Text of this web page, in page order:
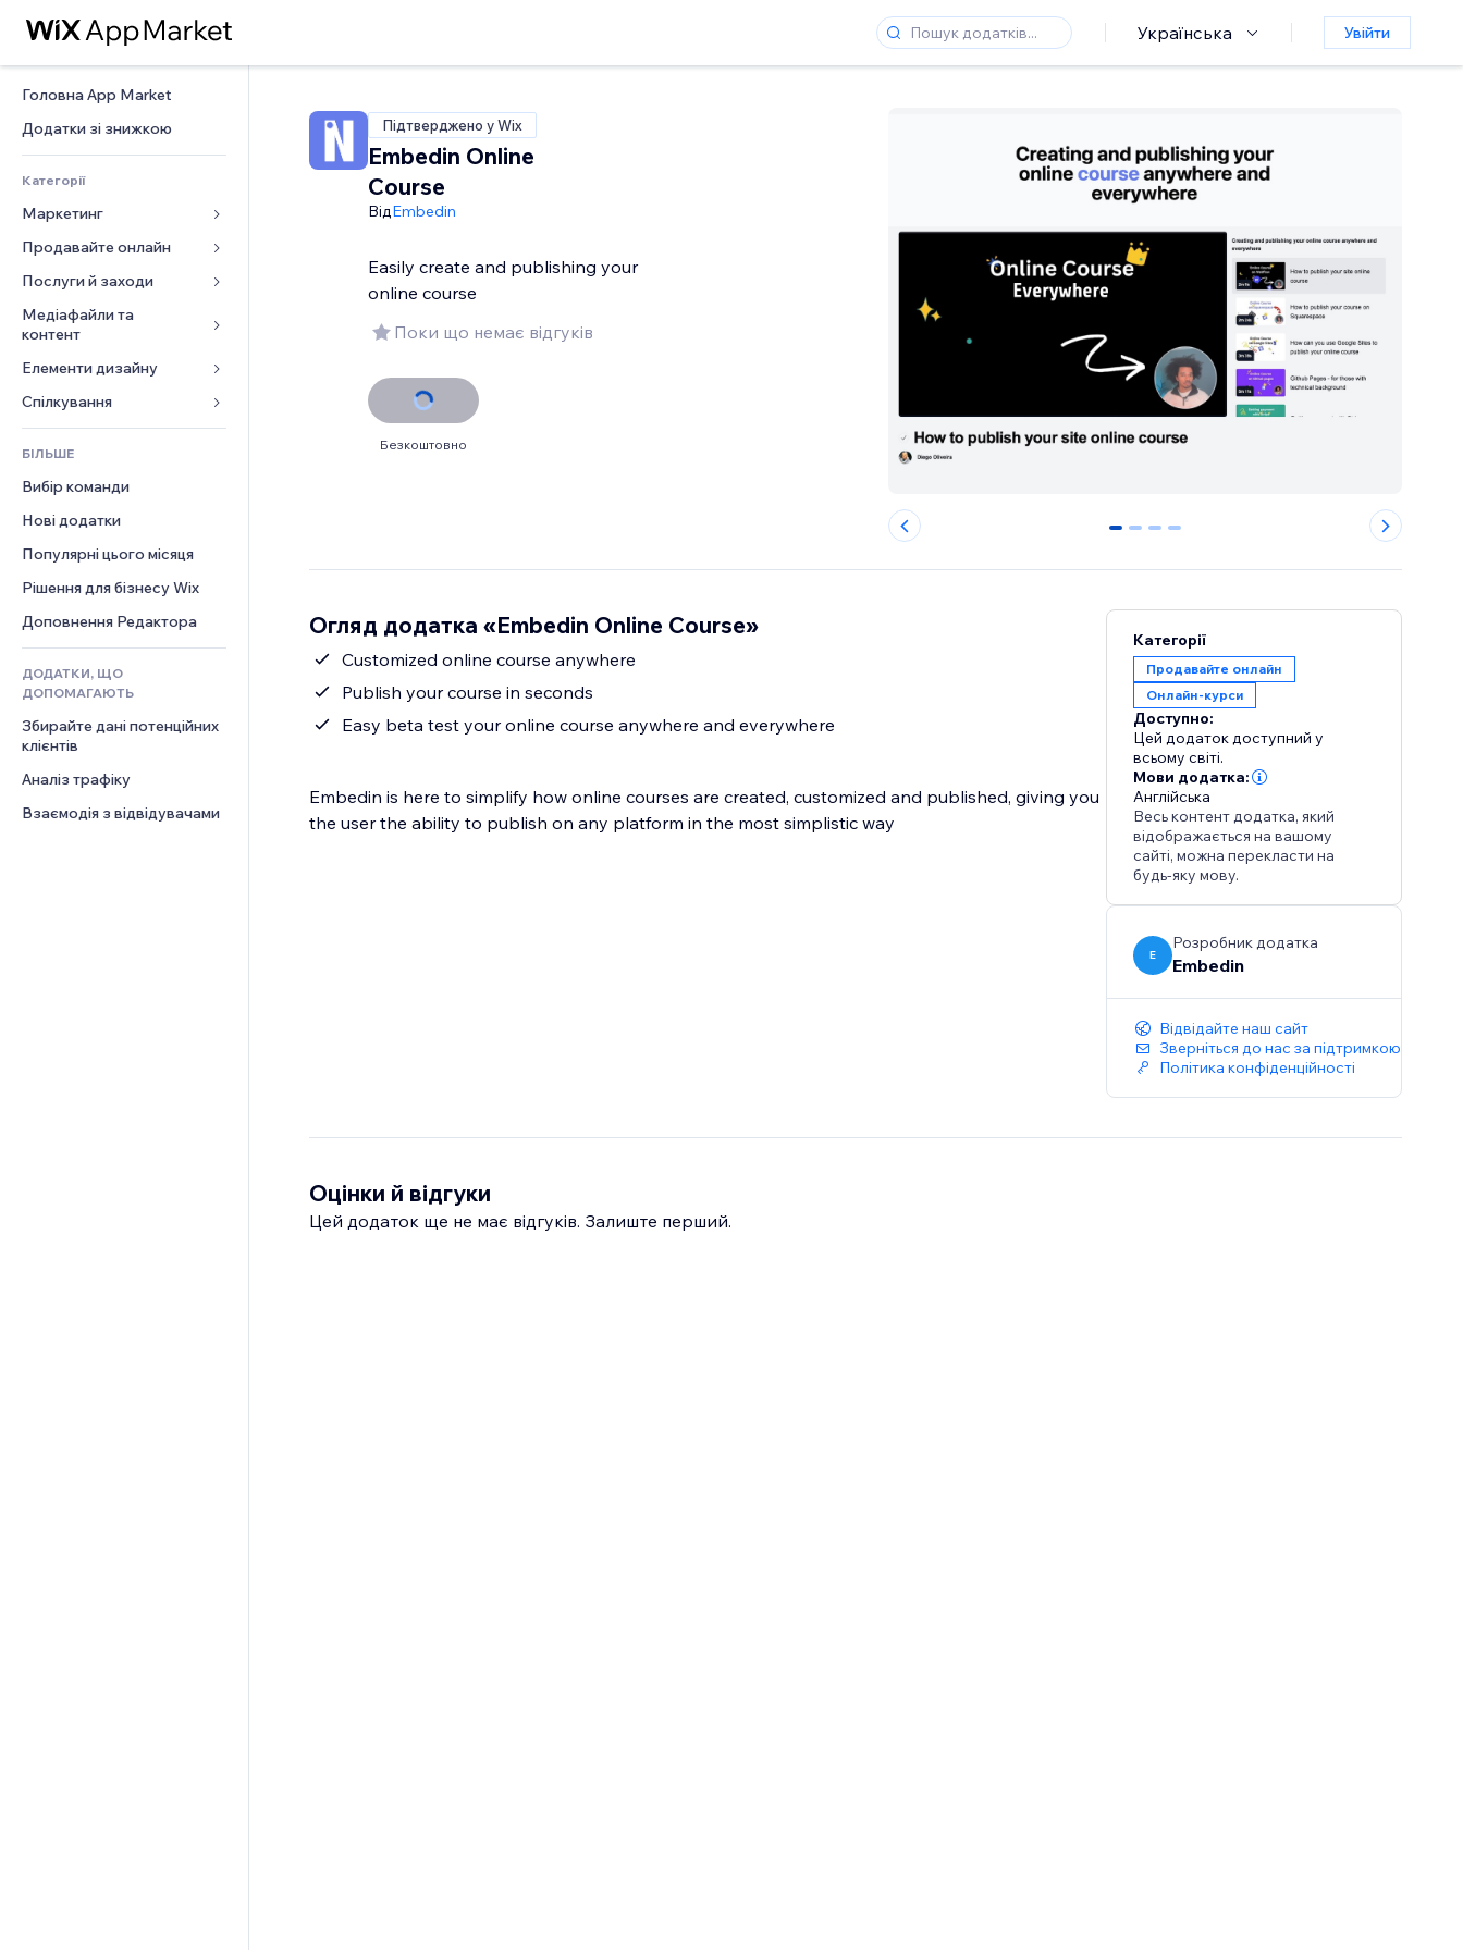
Українська Увійти
Головна App Market
Додатки зі знижкою
Категорії
Маркетинг
Реклама
Мобільний
Аналітика
Соцмережі
SEO
Залучення
Розміщення сайту
Ел. пошта
Конверсія
Продавайте онлайн
Додатки для магазинів
Надсилання та доставка
Кнопки продажу
Онлайн‑курси
Друк на замовлення
Бухгалтерський облік
Купони й лояльність
Рішення для складів
Дропшипінг
Тарифні плани й підписки
Краудфандинг
Їжа та напої
Послуги й заходи
Готелі
Заходи
Ресторани
Нерухомість
Медіафайли та
контент
Галерея
Музика
Подкасти
Фотографія
Відео
PDF
Обмін файлами
Новини
Елементи дизайну
Карти й навігація
Конфіденційність і безпека
Годинник
Шаблони сторінок
Ефекти зображення
Кнопки та меню
Банери та бейджі
Калькулятори
Пошук
Погода
Графіки й таблиці
Форми
Опитування
Чат
Коментарі
Телефон
Спільнота
Відгуки
CRM
БІЛЬШЕ
Вибір команди
Нові додатки
Популярні цього місяця
Рішення для бізнесу Wix
Доповнення Редактора
ДОДАТКИ, ЩО
ДОПОМАГАЮТЬ
Збирайте дані потенційних
клієнтів
Аналіз трафіку
Взаємодія з відвідувачами
Підтверджено у Wix
Embedin Online
Course
ВідEmbedin
Easily create and publishing your
online course
Поки що немає відгуків
Безкоштовно
0 1 2 3
Огляд додатка «Embedin Online Course»
Customized online course anywhere
Publish your course in seconds
Easy beta test your online course anywhere and everywhere
Embedin is here to simplify how online courses are created, customized and published, giving you
the user the ability to publish on any platform in the most simplistic way
Категорії
Продавайте онлайн
Онлайн‑курси
Доступно:
Цей додаток доступний у
всьому світі.
Мови додатка:
Англійська
Весь контент додатка, який
відображається на вашому
сайті, можна перекласти на
будь-яку мову.
E
Розробник додатка
Embedin
Відвідайте наш сайт
Зверніться до нас за підтримкою
Політика конфіденційності
Оцінки й відгуки
Цей додаток ще не має відгуків. Залиште перший.